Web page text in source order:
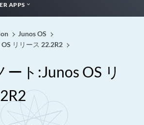
APPS
Junos OS
リリース 22.2R2
ート:Junos OS リ